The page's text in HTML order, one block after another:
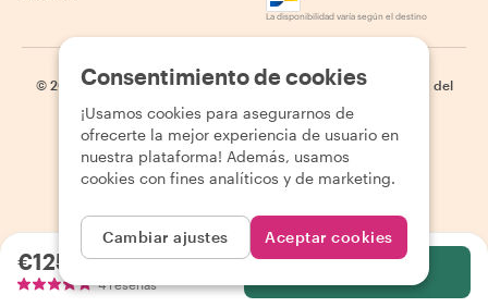
€125.59por persona
4 reseñas
La disponibilidad varía según el destino
© 2026 Withlocals.com | Política de privacidad | Cookies
Mapa del
Consentimiento de cookies
¡Usamos cookies para asegurarnos de
ofrecerte la mejor experiencia de usuario en
nuestra plataforma! Además, usamos
cookies con fines analíticos y de marketing.
Cambiar ajustes Aceptar cookies